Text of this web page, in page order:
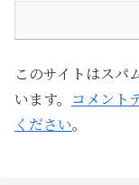
このサイトはスパ
います。 コメント
ください。